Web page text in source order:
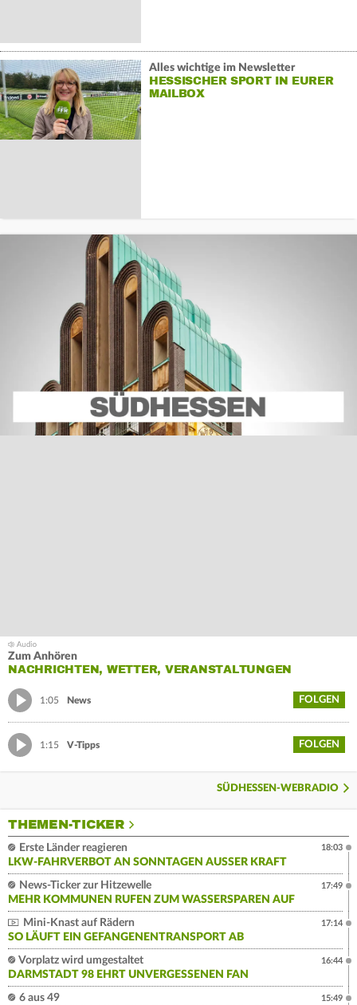
Alles wichtige im Newsletter
HESSISCHER SPORT IN EURER
MAILBOX
Zum Anhören
NACHRICHTEN, WETTER, VERANSTALTUNGEN
1:05 News FOLGEN
1:15 V-Tipps FOLGEN
SÜDHESSEN-WEBRADIO
THEMEN-TICKER
Erste Länder reagieren
LKW-FAHRVERBOT AN SONNTAGEN AUSSER KRAFT
18:03
News-Ticker zur Hitzewelle
MEHR KOMMUNEN RUFEN ZUM WASSERSPAREN AUF
17:49
Mini-Knast auf Rädern
SO LÄUFT EIN GEFANGENENTRANSPORT AB
17:14
Vorplatz wird umgestaltet
DARMSTADT 98 EHRT UNVERGESSENEN FAN
16:44
6 aus 49
15:49